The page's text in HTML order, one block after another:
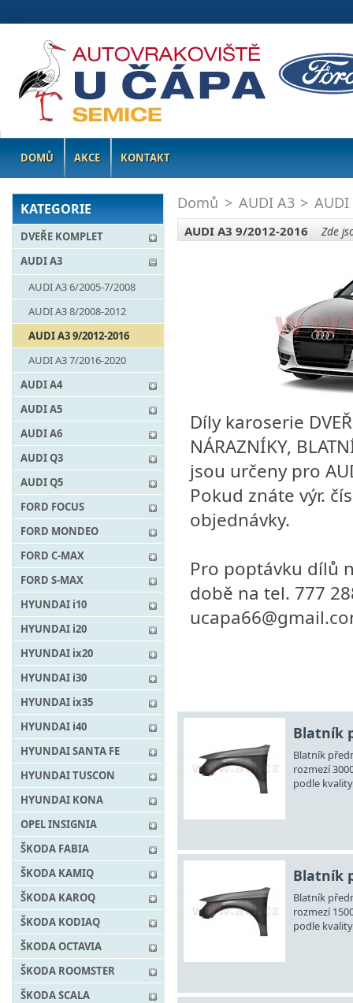
DOMŮ AKCE KONTAKT
KATEGORIE
DVEŘE KOMPLET
AUDI A3
AUDI A3 6/2005-7/2008
AUDI A3 8/2008-2012
AUDI A3 9/2012-2016
AUDI A3 7/2016-2020
AUDI A4
AUDI A5
AUDI A6
AUDI Q3
AUDI Q5
FORD FOCUS
FORD MONDEO
FORD C-MAX
FORD S-MAX
HYUNDAI i10
HYUNDAI i20
HYUNDAI ix20
HYUNDAI i30
HYUNDAI ix35
HYUNDAI i40
HYUNDAI SANTA FE
HYUNDAI TUSCON
HYUNDAI KONA
OPEL INSIGNIA
ŠKODA FABIA
ŠKODA KAMIQ
ŠKODA KAROQ
ŠKODA KODIAQ
ŠKODA OCTAVIA
ŠKODA ROOMSTER
ŠKODA SCALA
Domů > AUDI A3 > AUDI
AUDI A3 9/2012-2016 Zde
Díly karoserie
NÁRAZNÍKY,
jsou určeny pro
Pokud znáte výr.
objednávky.
Pro poptávku dílů
době na tel. 777
Blatník
Blatník
rozmezí
podle
Blatník
Blatník
rozmezí
podle